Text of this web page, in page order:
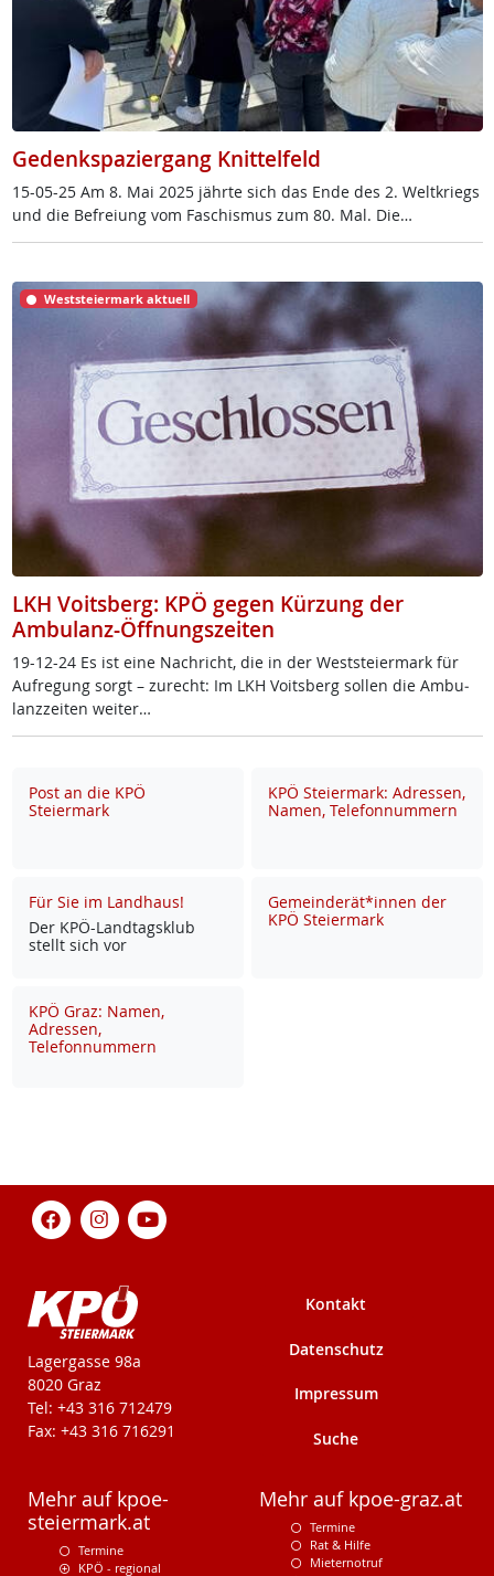
Gedenkspaziergang Knittelfeld
15-05-25 Am 8. Mai 2025 jähr­te sich das En­de des 2. Welt­kriegs
und die Be­f­rei­ung vom Fa­schis­mus zum 80. Mal. Die…
Weststeiermark aktuell
LKH Voitsberg: KPÖ gegen Kürzung der
Ambulanz-Öffnungszeiten
19-12-24 Es ist ei­ne Nach­richt, die in der West­s­tei­er­mark für
Auf­re­gung sorgt – zu­recht: Im LKH Voits­berg sol­len die Am­bu­
lanz­zei­ten wei­ter…
Post an die KPÖ
Steiermark
KPÖ Steiermark: Adressen,
Namen, Telefonnummern
Für Sie im Landhaus!
Der KPÖ-Land­tags­klub
stellt sich vor
Gemeinderät*innen der
KPÖ Steiermark
KPÖ Graz: Namen,
Adressen,
Telefonnummern
KPÖ-Steiermark
Lagergasse 98a
8020 Graz
Tel: +43 316 712479
Fax: +43 316 716291
Kontakt
Datenschutz
Impressum
Suche
Mehr auf kpoe-
steiermark.at
Termine
KPÖ - regional
Mehr auf kpoe-graz.at
Termine
Rat & Hilfe
Mieternotruf